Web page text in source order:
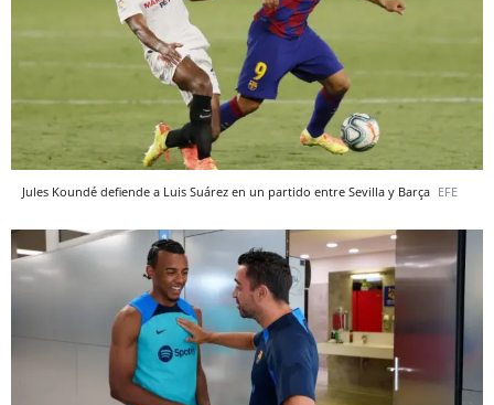
Jules Koundé defiende a Luis Suárez en un partido entre Sevilla y Barça EFE